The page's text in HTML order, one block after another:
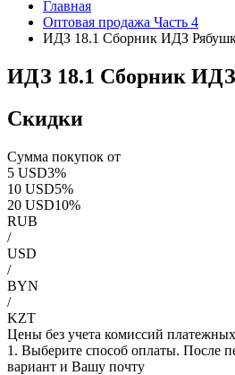
Главная
Оптовая продажа Часть 4
ИДЗ 18.1 Сборник ИДЗ
ИДЗ 18.1 Сборник
Скидки
Сумма покупок от
5 USD3%
10 USD5%
20 USD10%
RUB
/
USD
/
BYN
/
KZT
Цены без учета комиссий
1. Выберите способ оплаты. После
вариант и Вашу почту